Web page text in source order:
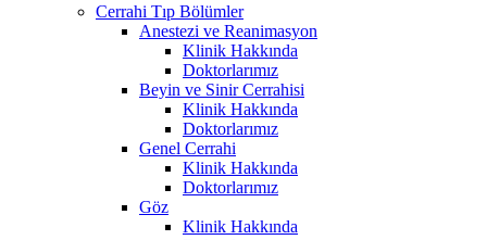
Cerrahi Tıp Bölümler
Anestezi ve Reanimasyon
Klinik Hakkında
Doktorlarımız
Beyin ve Sinir Cerrahisi
Klinik Hakkında
Doktorlarımız
Genel Cerrahi
Klinik Hakkında
Doktorlarımız
Göz
Klinik Hakkında